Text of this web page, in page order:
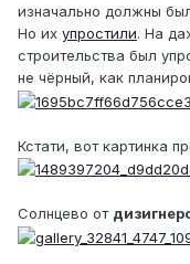
изначально должны
Но их упростили. На
строительства был
не чёрный, как
Кстати, вот картинка
Солнцево от